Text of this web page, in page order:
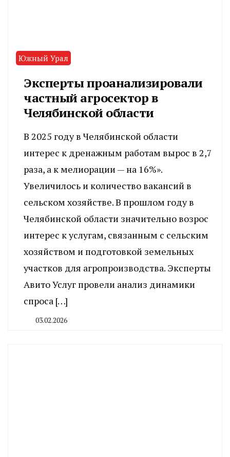
Южный Урал
Эксперты проанализировали
частный агросектор в
Челябинской области
В 2025 году в Челябинской области
интерес к дренажным работам вырос в 2,7
раза, а к мелиорации — на 16%».
Увеличилось и количество вакансий в
сельском хозяйстве. В прошлом году в
Челябинской области значительно возрос
интерес к услугам, связанным с сельским
хозяйством и подготовкой земельных
участков для агропроизводства. Эксперты
Авито Услуг провели анализ динамики
спроса […]
03.02.2026